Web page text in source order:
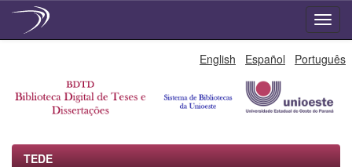
English Español Português
TEDE